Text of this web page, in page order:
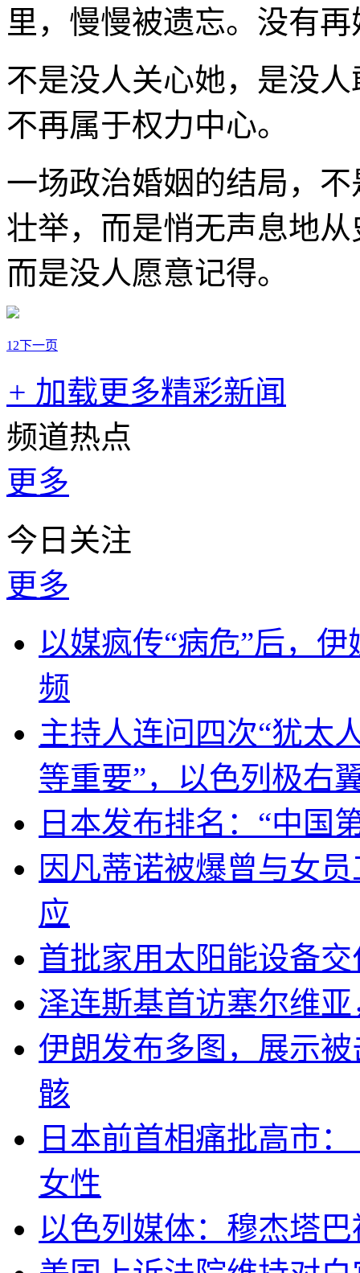
里，慢慢被遗忘。没有
不是没人关心她，是没
不再属于权力中心。
一场政治婚姻的结局，
壮举，而是悄无声息地
而是没人愿意记得。
1 2下一页
+ 加载更多精彩新闻
频道热点
更多
今日关注
更多
以媒疯传“病危”后，
频
主持人连问四次“犹太
等重要”，以色列极右
日本发布排名：“中国
因凡蒂诺被爆曾与女
应
首批家用太阳能设备
泽连斯基首访塞尔维
伊朗发布多图，展示
骸
日本前首相痛批高市
女性
以色列媒体：穆杰塔